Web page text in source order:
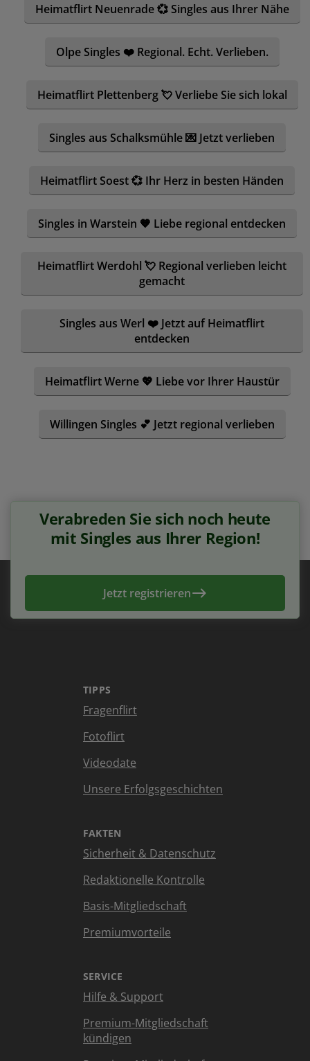
Heimatflirt Neuenrade 💞 Singles aus Ihrer Nähe
Olpe Singles ❤️ Regional. Echt. Verlieben.
Heimatflirt Plettenberg 💘 Verliebe Sie sich lokal
Singles aus Schalksmühle 💌 Jetzt verlieben
Heimatflirt Soest 💞 Ihr Herz in besten Händen
Singles in Warstein 🧡 Liebe regional entdecken
Heimatflirt Werdohl 💘 Regional verlieben leicht
gemacht
Singles aus Werl ❤️ Jetzt auf Heimatflirt
entdecken
Heimatflirt Werne 💖 Liebe vor Ihrer Haustür
Willingen Singles 💕 Jetzt regional verlieben
Verabreden Sie sich noch heute
mit Singles aus Ihrer Region!
Jetzt registrieren
TIPPS
Fragenflirt
Fotoflirt
Videodate
Unsere Erfolgsgeschichten
FAKTEN
Sicherheit & Datenschutz
Redaktionelle Kontrolle
Basis-Mitgliedschaft
Premiumvorteile
SERVICE
Hilfe & Support
Premium-Mitgliedschaft
kündigen